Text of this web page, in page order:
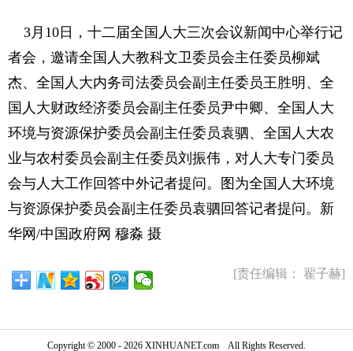
3月10日，十二届全国人大三次会议新闻中心举行记
者会，邀请全国人大教科文卫委员会主任委员柳斌
杰、全国人大内务司法委员会副主任委员王胜明、全
国人大财政经济委员会副主任委员尹中卿、全国人大
环境与资源保护委员会副主任委员袁驷、全国人大农
业与农村委员会副主任委员刘振伟，对人大专门委员
会与人大工作回答中外记者提问。图为全国人大环境
与资源保护委员会副主任委员袁驷回答记者提问。新
华网/中国政府网 穆淼 摄
[责任编辑： 翟子赫]
Copyright © 2000 - 2026 XINHUANET.com All Rights Reserved.